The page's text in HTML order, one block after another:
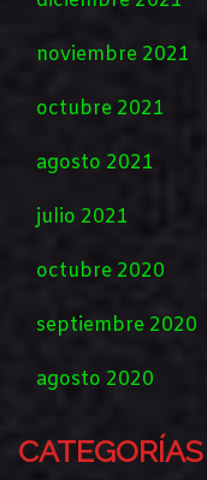
noviembre 2021
octubre 2021
agosto 2021
julio 2021
octubre 2020
septiembre 2020
agosto 2020
CATEGORÍAS